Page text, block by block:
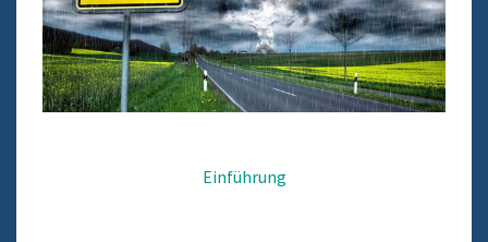
Einführung